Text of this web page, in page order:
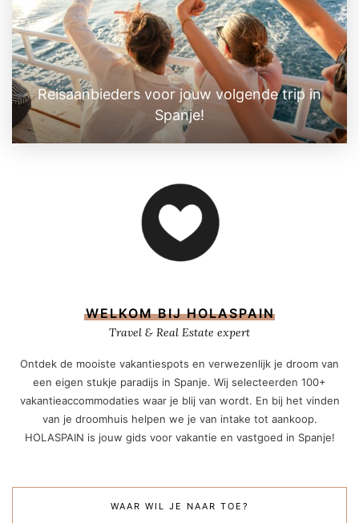
Reisaanbieders voor jouw volgende trip in
Spanje!
WELKOM BIJ HOLASPAIN
Travel & Real Estate expert
Ontdek de mooiste vakantiespots en verwezenlijk je droom van
een eigen stukje paradijs in Spanje. Wij selecteerden 100+
vakantieaccommodaties waar je blij van wordt. En bij het vinden
van je droomhuis helpen we je van intake tot aankoop.
HOLASPAIN is jouw gids voor vakantie en vastgoed in Spanje!
WAAR WIL JE NAAR TOE?